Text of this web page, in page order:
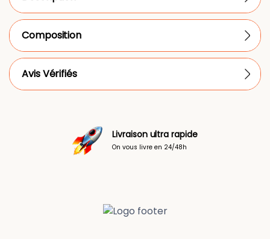
Composition
Avis Vérifiés
Livraison ultra rapide
On vous livre en 24/48h